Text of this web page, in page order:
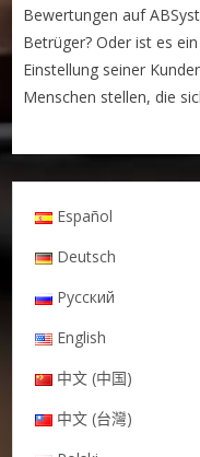
Bewertungen auf
Betrüger? Oder ist es
Einstellung seiner
Menschen stellen, die
Español
Deutsch
Русский
English
中文 (中国)
中文 (台灣)